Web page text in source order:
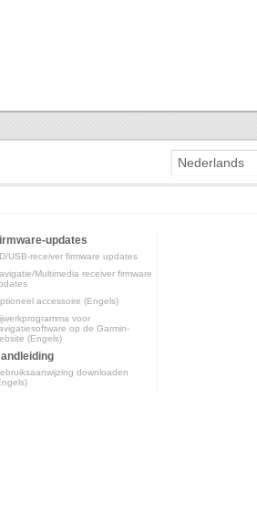
Nederlands
updates
USB-receiver firmware updates
Multimedia receiver firmware
accessoire (Engels)
voor
op de Garmin-
(Engels)
downloaden